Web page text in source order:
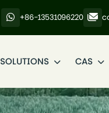
+86-13531096220
SOLUTIONS CAS